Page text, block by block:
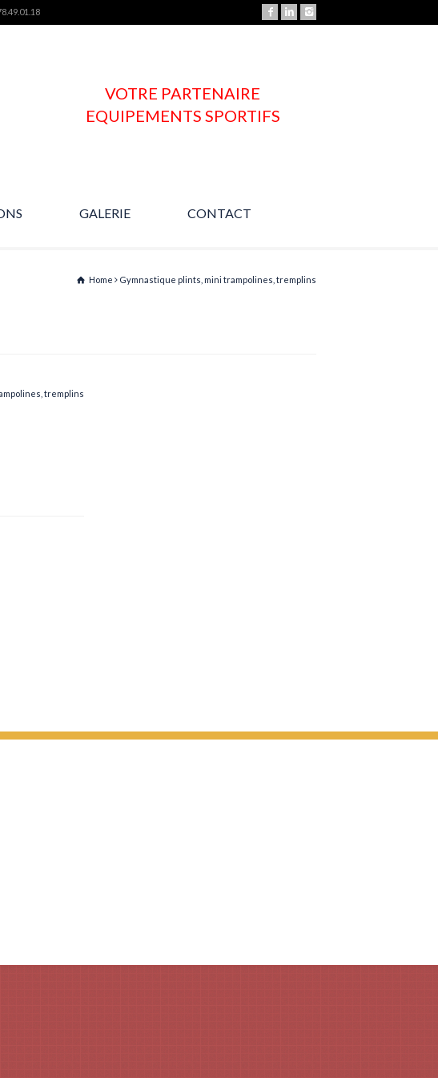
VOTRE PARTENAIRE
EQUIPEMENTS SPORTIFS
GALERIE CONTACT
Home Gymnastique plints, mini trampolines, tremplins
tremplins